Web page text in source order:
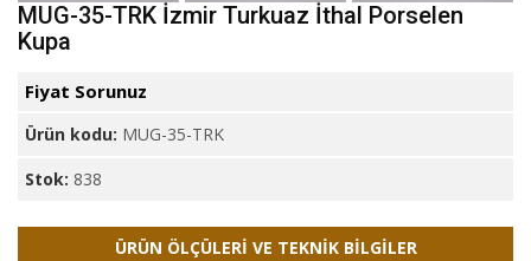
MUG-35-TRK İzmir Turkuaz İthal Porselen
Kupa
Fiyat Sorunuz
Ürün kodu: MUG-35-TRK
Stok: 838
ÜRÜN ÖLÇÜLERİ VE TEKNİK BİLGİLER